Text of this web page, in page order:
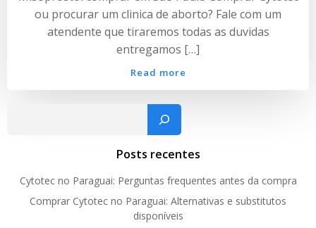
ou procurar um clinica de aborto? Fale com um
atendente que tiraremos todas as duvidas
entregamos […]
Read more
Pesquisar
Posts recentes
Cytotec no Paraguai: Perguntas frequentes antes da compra
Comprar Cytotec no Paraguai: Alternativas e substitutos
disponíveis